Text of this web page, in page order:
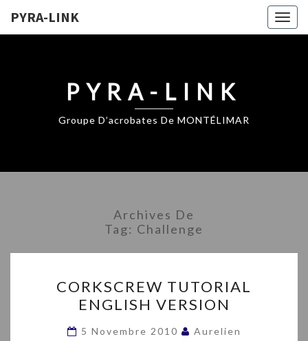
PYRA-LINK
PYRA-LINK
Groupe D’acrobates De MONTÉLIMAR
Archives De
Tag: Challenge
TUTORIAL
ENGLISH
VERSION
CORKSCREW TUTORIAL
ENGLISH VERSION
5 Novembre 2010 Aurelien